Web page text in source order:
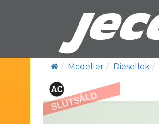
Modeller Diesellok